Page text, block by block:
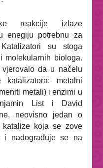
reakcije izlaze
enegiju potrebnu za
su stoga
molekularnih biologa.
da u načelu
metalni
metali) i enzimi u
List i David
neovisno jedan o
katalize koja se zove
i nadograđuje se na